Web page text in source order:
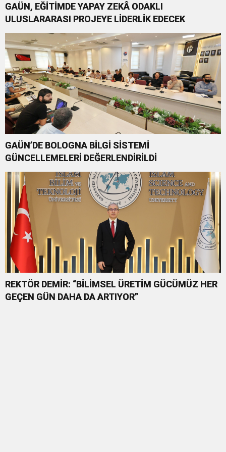
GAÜN, EĞİTİMDE YAPAY ZEKÂ ODAKLI
ULUSLARARASI PROJEYE LİDERLİK EDECEK
GAÜN’DE BOLOGNA BİLGİ SİSTEMİ
GÜNCELLEMELERİ DEĞERLENDİRİLDİ
REKTÖR DEMİR: “BİLİMSEL ÜRETİM GÜCÜMÜZ HER
GEÇEN GÜN DAHA DA ARTIYOR”